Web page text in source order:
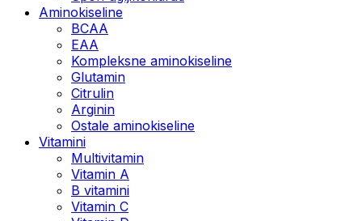
Aminokiseline
BCAA
EAA
Kompleksne aminokiseline
Glutamin
Citrulin
Arginin
Ostale aminokiseline
Vitamini
Multivitamin
Vitamin A
B vitamini
Vitamin C